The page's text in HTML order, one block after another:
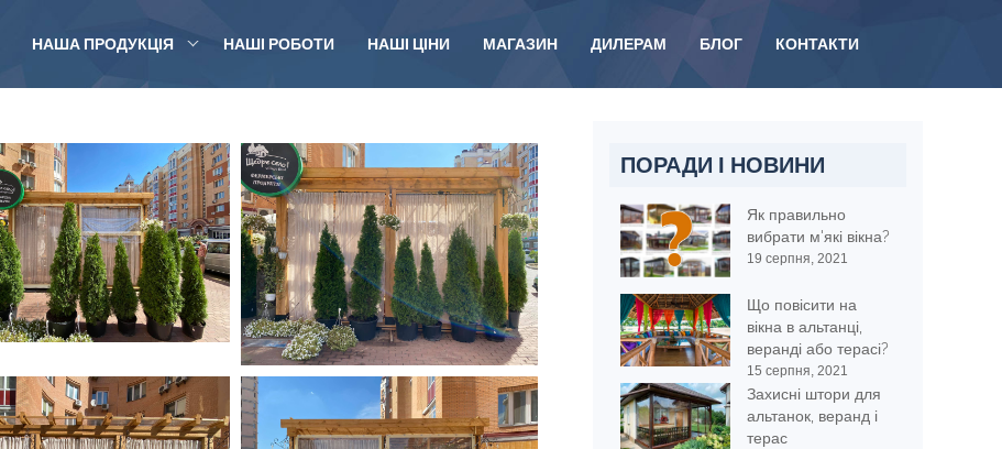
НАША ПРОДУКЦІЯ НАШІ РОБОТИ НАШІ ЦІНИ МАГАЗИН ДИЛЕРАМ БЛОГ КОНТАКТИ
ПОРАДИ І НОВИНИ
Як правильно
вибрати м'які вікна?
19 серпня, 2021
Що повісити на
вікна в альтанці,
веранді або терасі?
15 серпня, 2021
Захисні штори для
альтанок, веранд і
терас